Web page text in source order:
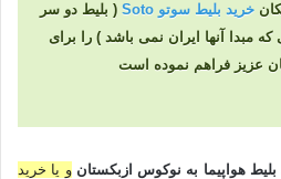
خرید بلیط سوتو Soto
( بلیط دو سر
مبدا آنها ایران نمی باشد ) را برای
عزیز فراهم نموده است
بلیط هواپیما به نوکوس ازبکستانو یا خرید